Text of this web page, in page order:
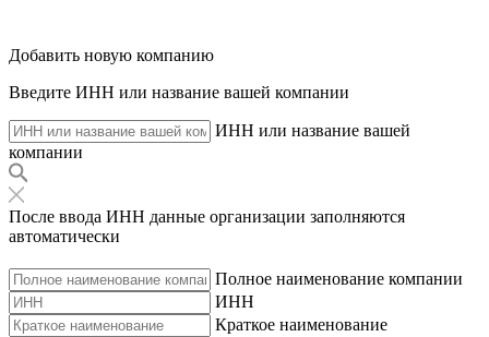
Добавить новую компанию
Введите ИНН или название вашей компании
ИНН или название вашей
компании
После ввода ИНН данные организации заполняются
автоматически
Полное наименование компании
ИНН
Краткое наименование